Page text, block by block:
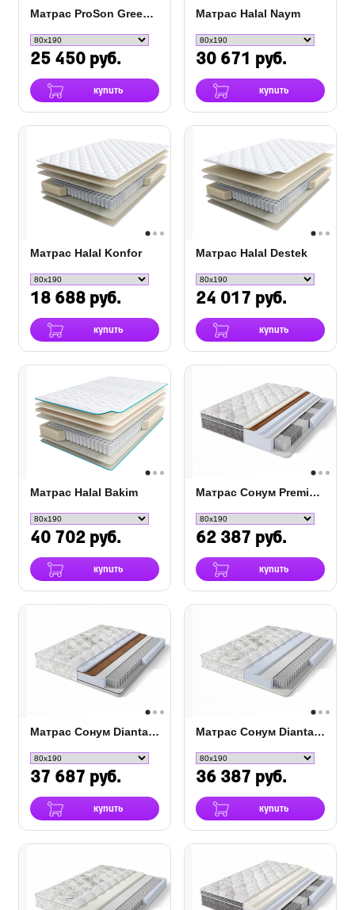
Матрас ProSon Green S
25 450 руб.
купить
Матрас Halal Naym
30 671 руб.
купить
Матрас Halal Konfor
18 688 руб.
купить
Матрас Halal Destek
24 017 руб.
купить
Матрас Halal Bakim
40 702 руб.
купить
Матрас Сонум Premier Middle
62 387 руб.
купить
Матрас Сонум Dianta Hard
37 687 руб.
купить
Матрас Сонум Dianta Optima
36 387 руб.
купить